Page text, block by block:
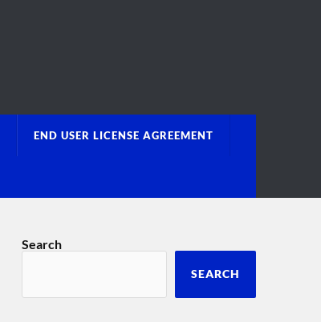
END USER LICENSE AGREEMENT
Search
SEARCH